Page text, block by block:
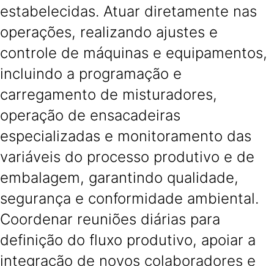
estabelecidas. Atuar diretamente nas
operações, realizando ajustes e
controle de máquinas e equipamentos,
incluindo a programação e
carregamento de misturadores,
operação de ensacadeiras
especializadas e monitoramento das
variáveis do processo produtivo e de
embalagem, garantindo qualidade,
segurança e conformidade ambiental.
Coordenar reuniões diárias para
definição do fluxo produtivo, apoiar a
integração de novos colaboradores e